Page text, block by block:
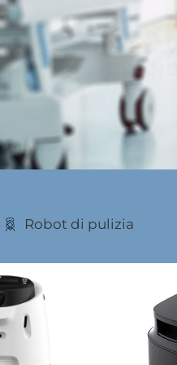
E
Robot di pulizia